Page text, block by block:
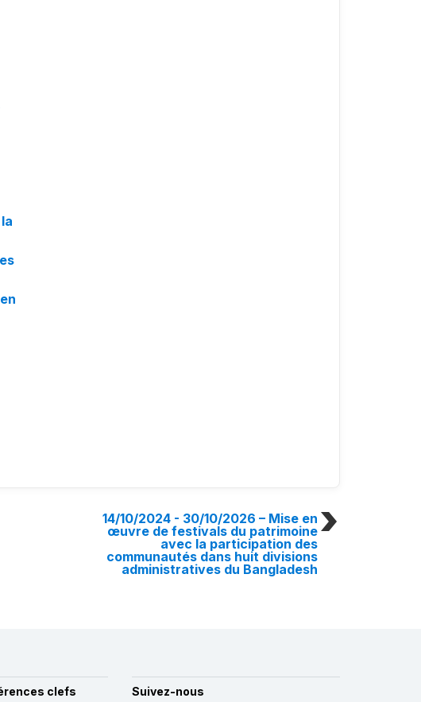
14/10/2024 - 30/10/2026 – Mise en
œuvre de festivals du patrimoine
avec la participation des
communautés dans huit divisions
administratives du Bangladesh
clefs Suivez-nous